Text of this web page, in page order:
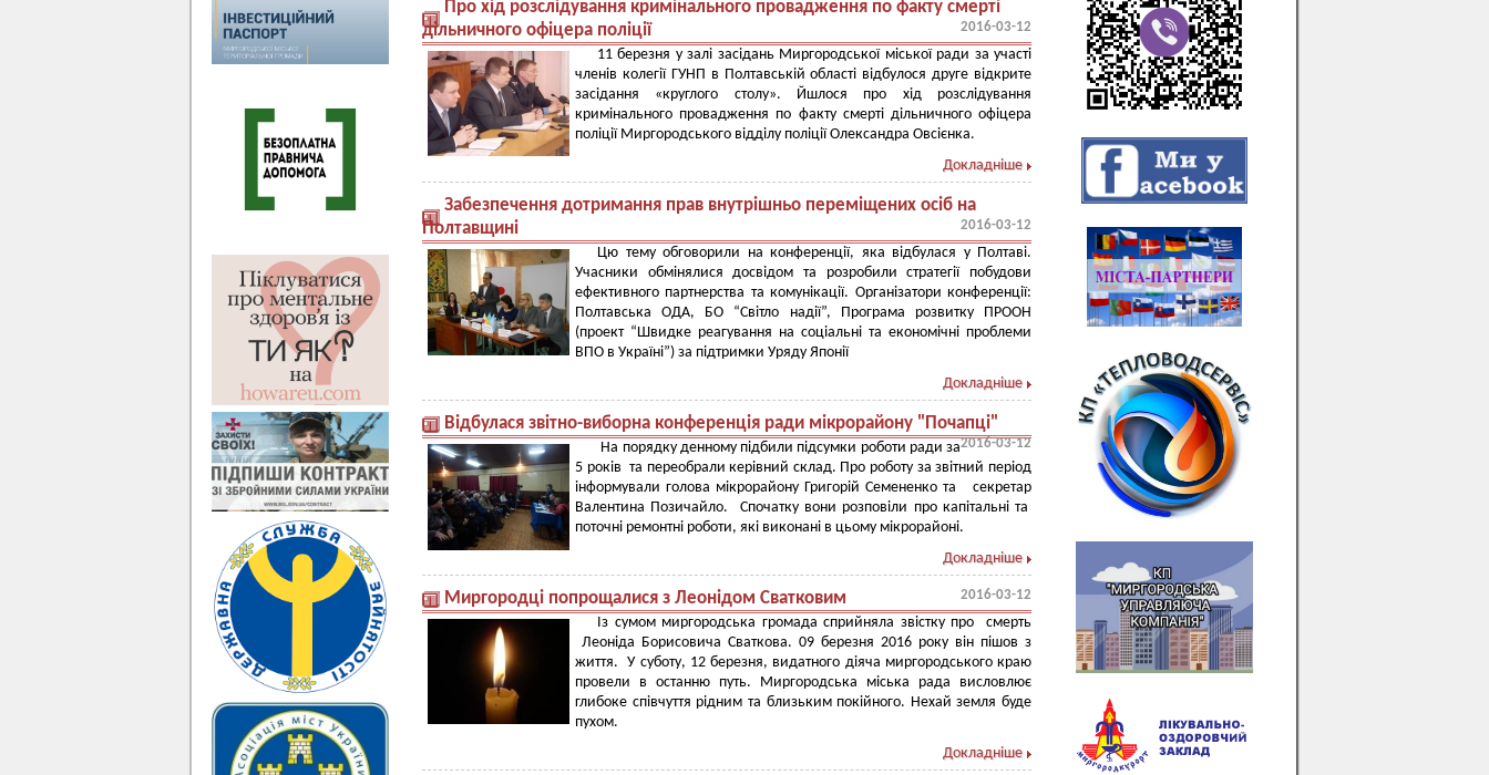
Про хід розслідування кримінального провадження по факту смерті
дільничного офіцера поліції
2016-03-12
11 березня у залі засідань Миргородської міської ради за участі
членів колегії ГУНП в Полтавській області відбулося друге відкрите
засідання «круглого столу». Йшлося про хід розслідування
кримінального провадження по факту смерті дільничного офіцера
поліції Миргородського відділу поліції Олександра Овсієнка.
Докладніше
Забезпечення дотримання прав внутрішньо переміщених осіб на
Полтавщині
2016-03-12
Цю тему обговорили на конференції, яка відбулася у Полтаві.
Учасники обмінялися досвідом та розробили стратегії побудови
ефективного партнерства та комунікації. Організатори конференції:
Полтавська ОДА, БО “Світло надії”, Програма розвитку ПРООН
(проект “Швидке реагування на соціальні та економічні проблеми
ВПО в Україні”) за підтримки Уряду Японії
Докладніше
Відбулася звітно-виборна конференція ради мікрорайону "Почапці"
2016-03-12
На порядку денному підбили підсумки роботи ради за
5 років та переобрали керівний склад. Про роботу за звітний період
інформували голова мікрорайону Григорій Семененко та секретар
Валентина Позичайло. Спочатку вони розповіли про капітальні та
поточні ремонтні роботи, які виконані в цьому мікрорайоні.
Докладніше
Миргородці попрощалися з Леонідом Сватковим 2016-03-12
Із сумом миргородська громада сприйняла звістку про смерть
Леоніда Борисовича Сваткова. 09 березня 2016 року він пішов з
життя. У суботу, 12 березня, видатного діяча миргородського краю
провели в останню путь. Миргородська міська рада висловлює
глибоке співчуття рідним та близьким покійного. Нехай земля буде
пухом.
Докладніше